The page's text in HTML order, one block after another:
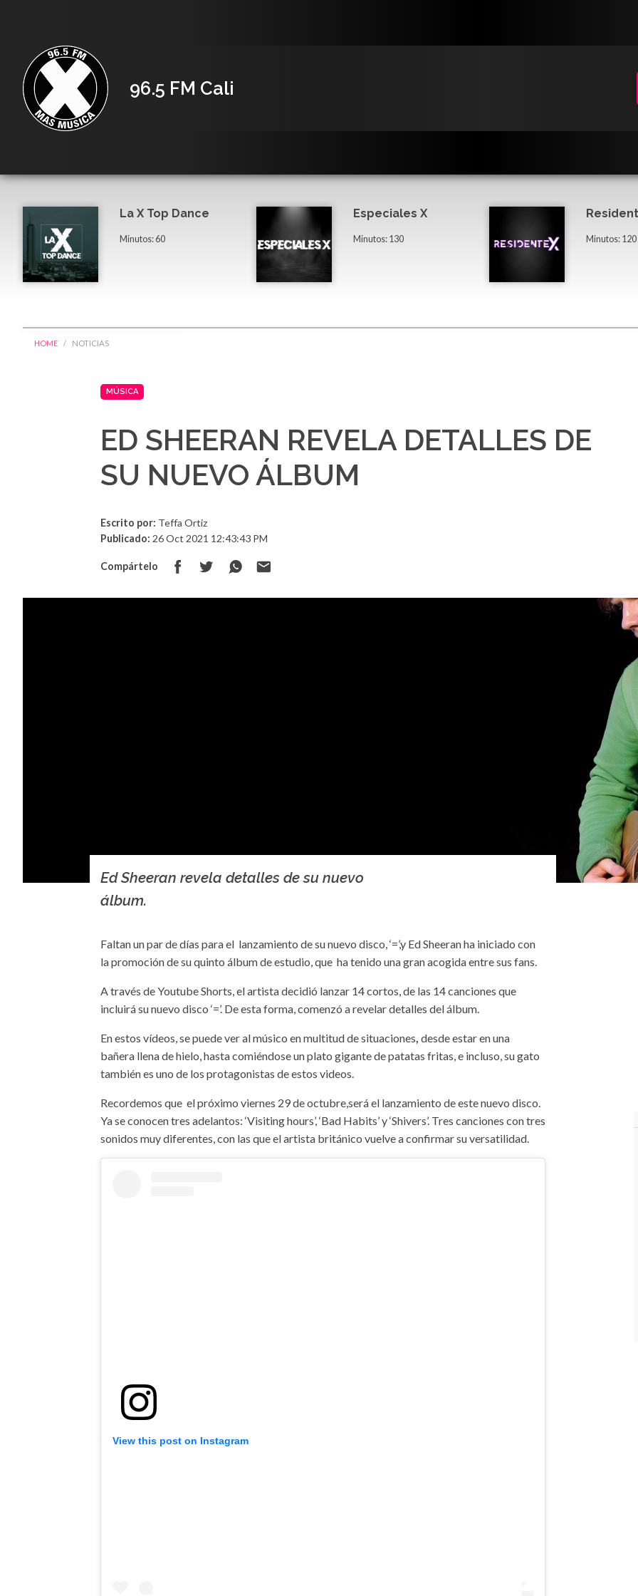
96.5 FM Cali
La X Top Dance
Minutos: 60
Especiales X
Minutos: 130 Minutos: 120
HOME NOTICIAS
MÚSICA
ED SHEERAN REVELA DETALLES DE
SU NUEVO ÁLBUM
Escrito por: Teffa Ortiz
Publicado: 26 Oct 2021 12:43:43 PM
Compártelo
Ed Sheeran revela detalles de su nuevo
álbum.
Faltan un par de días para el lanzamiento de su nuevo disco, ‘=’,y Ed Sheeran ha iniciado con
la promoción de su quinto álbum de estudio, que ha tenido una gran acogida entre sus fans.
A través de Youtube Shorts, el artista decidió lanzar 14 cortos, de las 14 canciones que
incluirá su nuevo disco ‘=’. De esta forma, comenzó a revelar detalles del álbum.
En estos vídeos, se puede ver al músico en multitud de situaciones, desde estar en una
bañera llena de hielo, hasta comiéndose un plato gigante de patatas fritas, e incluso, su gato
también es uno de los protagonistas de estos videos.
Recordemos que el próximo viernes 29 de octubre,será el lanzamiento de este nuevo disco.
Ya se conocen tres adelantos: ‘Visiting hours’, ‘Bad Habits’ y ‘Shivers’. Tres canciones con tres
sonidos muy diferentes, con las que el artista británico vuelve a confirmar su versatilidad.
View this post on Instagram